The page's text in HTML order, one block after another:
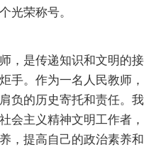
光荣称号。
，是传递知识和文明的接
手。作为一名人民教师，
负的历史寄托和责任。我
会主义精神文明工作者，
，提高自己的政治素养和